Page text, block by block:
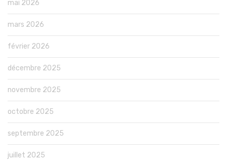
mai 2026
mars 2026
février 2026
décembre 2025
novembre 2025
octobre 2025
septembre 2025
juillet 2025